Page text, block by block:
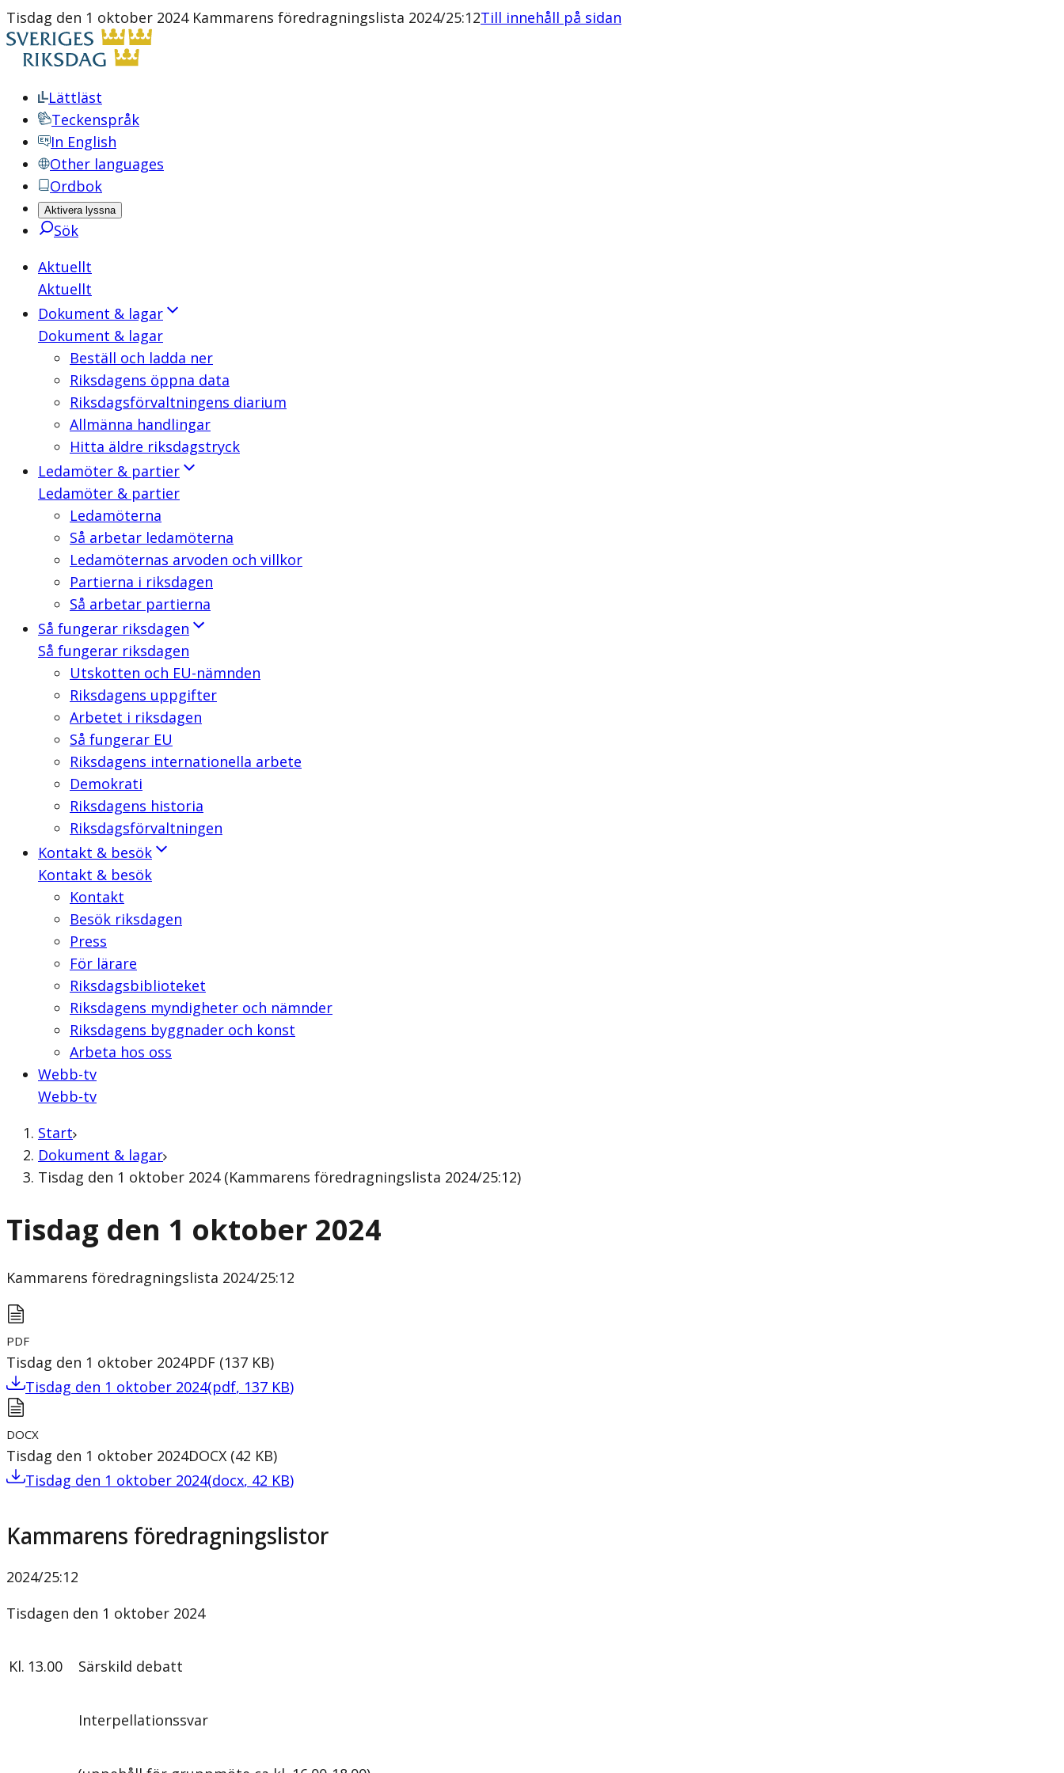
Tisdag den 1 oktober 2024 Kammarens föredragningslista 2024/25:12Till innehåll på sidan
Lättläst
Teckenspråk
In English
Other languages
Ordbok
Aktivera lyssna
Sök
Aktuellt
Aktuellt
Dokument & lagar
Dokument & lagar
Beställ och ladda ner
Riksdagens öppna data
Riksdagsförvaltningens diarium
Allmänna handlingar
Hitta äldre riksdagstryck
Ledamöter & partier
Ledamöter & partier
Ledamöterna
Så arbetar ledamöterna
Ledamöternas arvoden och villkor
Partierna i riksdagen
Så arbetar partierna
Så fungerar riksdagen
Så fungerar riksdagen
Utskotten och EU-nämnden
Riksdagens uppgifter
Arbetet i riksdagen
Så fungerar EU
Riksdagens internationella arbete
Demokrati
Riksdagens historia
Riksdagsförvaltningen
Kontakt & besök
Kontakt & besök
Kontakt
Besök riksdagen
Press
För lärare
Riksdagsbiblioteket
Riksdagens myndigheter och nämnder
Riksdagens byggnader och konst
Arbeta hos oss
Webb-tv
Webb-tv
Start
Dokument & lagar
Tisdag den 1 oktober 2024 (Kammarens föredragningslista 2024/25:12)
Tisdag den 1 oktober 2024
Kammarens föredragningslista 2024/25:12
PDF
Tisdag den 1 oktober 2024PDF (137 KB)
Tisdag den 1 oktober 2024(pdf, 137 KB)
DOCX
Tisdag den 1 oktober 2024DOCX (42 KB)
Tisdag den 1 oktober 2024(docx, 42 KB)
Kammarens föredragningslistor
2024/25:12
Tisdagen den 1 oktober 2024
Kl. 13.00 Särskild debatt
Interpellationssvar